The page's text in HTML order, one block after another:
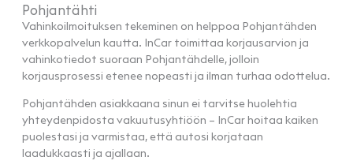
Pohjantähti
Vahinkoilmoituksen tekeminen on helppoa Pohjantähden
verkkopalvelun kautta. InCar toimittaa korjausarvion ja
vahinkotiedot suoraan Pohjantähdelle, jolloin
korjausprosessi etenee nopeasti ja ilman turhaa odottelua.
Pohjantähden asiakkaana sinun ei tarvitse huolehtia
yhteydenpidosta vakuutusyhtiöön – InCar hoitaa kaiken
puolestasi ja varmistaa, että autosi korjataan
laadukkaasti ja ajallaan.